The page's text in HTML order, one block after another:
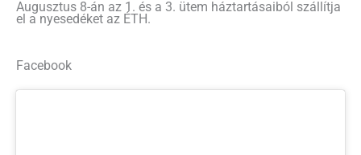
Augusztus 8-án az 1. és a 3. ütem háztartásaiból szállítja
el a nyesedéket az ÉTH.
Facebook